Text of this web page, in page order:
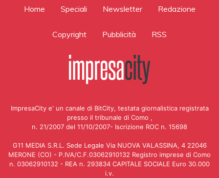
Home Speciali Newsletter Redazione
Copyright Pubblicità RSS
ImpresaCity e' un canale di BitCity, testata giornalistica registrata
presso il tribunale di Como ,
n. 21/2007 del 11/10/2007- Iscrizione ROC n. 15698
G11 MEDIA S.R.L. Sede Legale Via NUOVA VALASSINA, 4 22046
MERONE (CO) - P.IVA/C.F.03062910132 Registro imprese di Como
n. 03062910132 - REA n. 293834 CAPITALE SOCIALE Euro 30.000
i.v.